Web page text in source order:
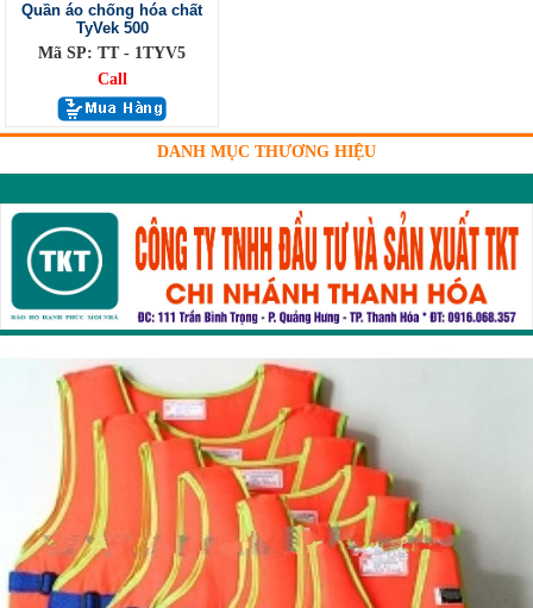
Quần áo chống hóa chất
TyVek 500
Mã SP: TT - 1TYV5
Call
DANH MỤC THƯƠNG HIỆU